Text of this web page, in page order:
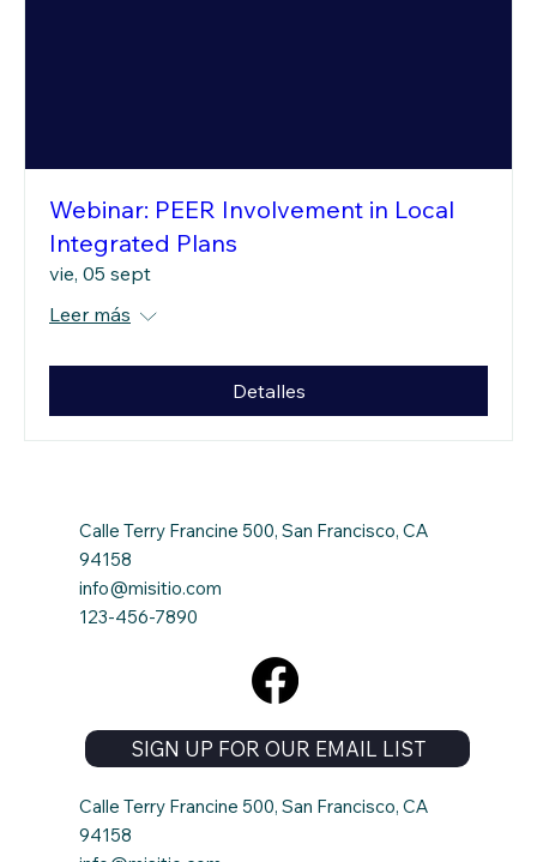
Webinar: PEER Involvement in Local
Integrated Plans
vie, 05 sept
Leer más
Detalles
Calle Terry Francine 500, San Francisco, CA
94158
info@misitio.com
123-456-7890
SIGN UP FOR OUR EMAIL LIST
Calle Terry Francine 500, San Francisco, CA
94158